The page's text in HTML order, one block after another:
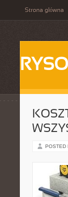
Strona główna
POSTED